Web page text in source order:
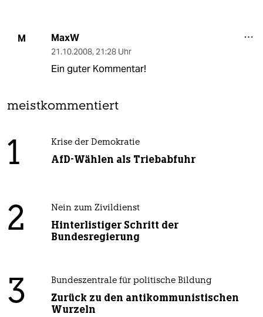
M MaxW
21.10.2008, 21:28 Uhr
Ein guter Kommentar!
meistkommentiert
1 Krise der Demokratie
AfD-Wählen als Triebabfuhr
2 Nein zum Zivildienst
Hinterlistiger Schritt der
Bundesregierung
3 Bundeszentrale für politische Bildung
Zurück zu den antikommunistischen
Wurzeln